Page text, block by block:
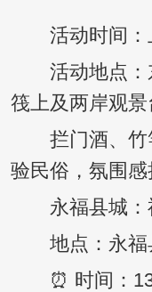
活动时间：
活动地点：
筏上及两岸观景
拦门酒、竹
验民俗，氛围感
永福县城：
地点：永福
⏰ 时间：